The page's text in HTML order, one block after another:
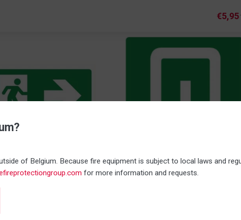
€5,95
avec
sortie de secours
versions
Pictogramme sortie ouverture
extérieure
of Belgium. Because fire equipment is subject to local laws and
for more information and requests.